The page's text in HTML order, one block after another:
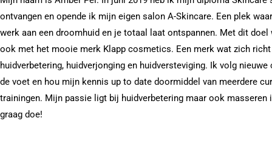
ontvangen en opende ik mijn eigen salon A-Skincare. Een plek
werk aan een droomhuid en je totaal laat ontspannen. Met dit doel
ook met het mooie merk Klapp cosmetics. Een merk wat zich
huidverbetering, huidverjonging en huidversteviging. Ik volg
de voet en hou mijn kennis up to date doormiddel van meerdere
trainingen. Mijn passie ligt bij huidverbetering maar ook masseren
graag doe!